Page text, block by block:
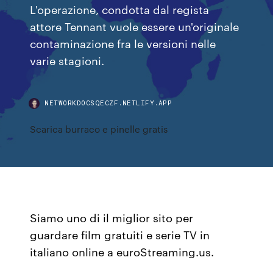
L'operazione, condotta dal regista
attore Tennant vuole essere un'originale
contaminazione fra le versioni nelle
varie stagioni.
NETWORKDOCSQECZF.NETLIFY.APP
Scarica burraco e pinelle gratis
Siamo uno di il miglior sito per
guardare film gratuiti e serie TV in
italiano online a euroStreaming.us.